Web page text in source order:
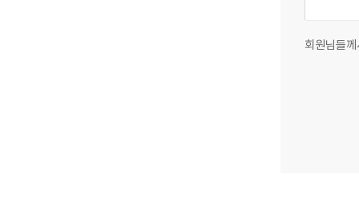
회원님들